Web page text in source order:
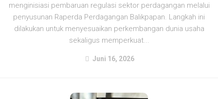
menginisiasi pembaruan regulasi sektor perdagangan melalui
penyusunan Raperda Perdagangan Balikpapan. Langkah ini
dilakukan untuk menyesuaikan perkembangan dunia usaha
sekaligus memperkuat...
Juni 16, 2026